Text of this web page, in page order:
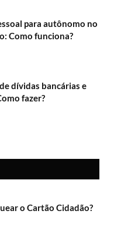
para autônomo no
Como funciona?
dívidas bancárias e
fazer?
o Cartão Cidadão?